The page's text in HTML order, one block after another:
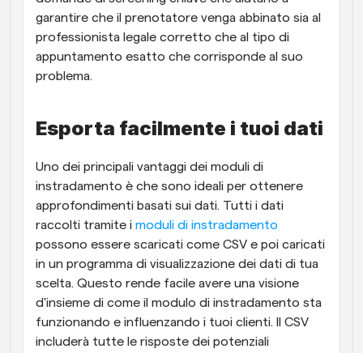
garantire che il prenotatore venga abbinato sia al
professionista legale corretto che al tipo di
appuntamento esatto che corrisponde al suo
problema.
Esporta facilmente i tuoi dati
Uno dei principali vantaggi dei moduli di
instradamento è che sono ideali per ottenere
approfondimenti basati sui dati. Tutti i dati
raccolti tramite i moduli di instradamento
possono essere scaricati come CSV e poi caricati
in un programma di visualizzazione dei dati di tua
scelta. Questo rende facile avere una visione
d'insieme di come il modulo di instradamento sta
funzionando e influenzando i tuoi clienti. Il CSV
includerà tutte le risposte dei potenziali